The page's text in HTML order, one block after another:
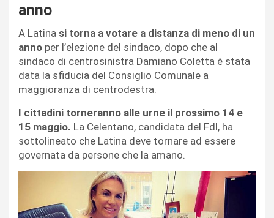
anno
A Latina si torna a votare a distanza di meno di un
anno per l’elezione del sindaco, dopo che al
sindaco di centrosinistra Damiano Coletta è stata
data la sfiducia del Consiglio Comunale a
maggioranza di centrodestra.
I cittadini torneranno alle urne il prossimo 14 e
15 maggio. La Celentano, candidata del Fdl, ha
sottolineato che Latina deve tornare ad essere
governata da persone che la amano.